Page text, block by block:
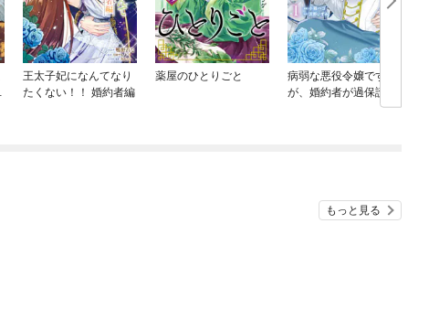
王太子妃になんてなり
たくない！！ 婚約者編
薬屋のひとりごと
病弱な悪役令嬢です
が、婚約者が過保護す
ぎて逃げ出したい(私た
もっと見る